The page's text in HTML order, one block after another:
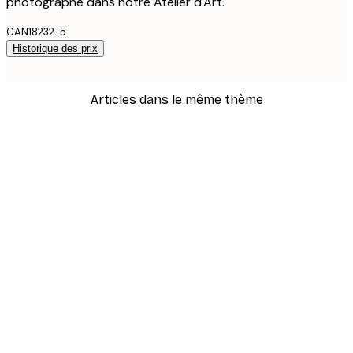
CAN18232-5
Historique des prix
Articles dans le même thème